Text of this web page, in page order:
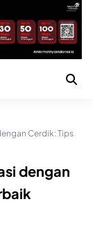
Cerdik: Tips
dengan